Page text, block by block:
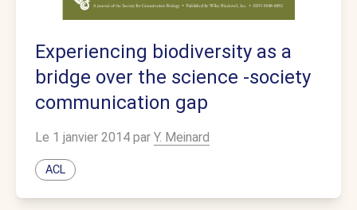
Experiencing biodiversity as a
bridge over the science -society
communication gap
Le 1 janvier 2014 par Y. Meinard
ACL